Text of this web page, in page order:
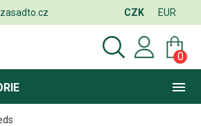
CZK EUR
0